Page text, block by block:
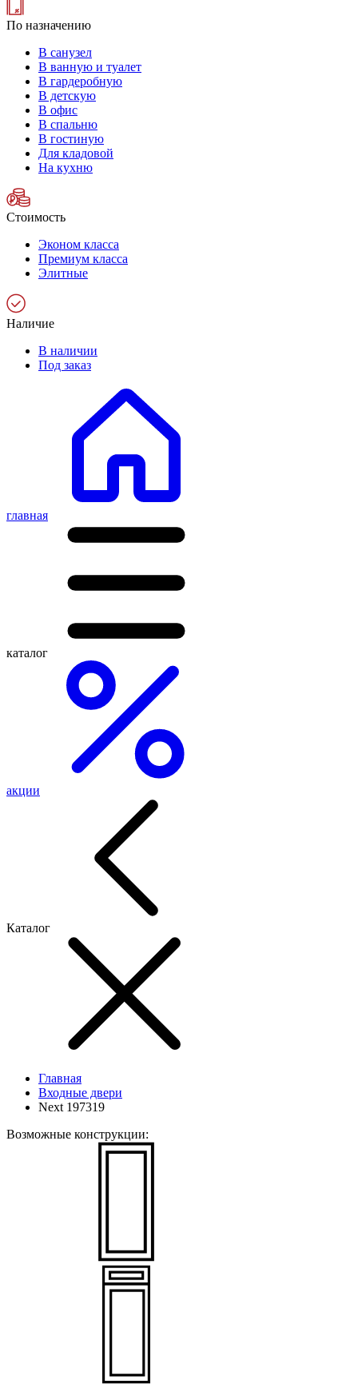
По назначению
В санузел
В ванную и туалет
В гардеробную
В детскую
В офис
В спальню
В гостиную
Для кладовой
На кухню
Стоимость
Эконом класса
Премиум класса
Элитные
Наличие
В наличии
Под заказ
главная
каталог
акции
Каталог
Главная
Входные двери
Next 197319
Возможные конструкции: